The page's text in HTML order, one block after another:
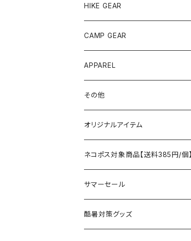
andwander
ANOBA
AO COOLERS
asobito
AS2OV
AXESQUIN
Ballistics
BEDROCK SANDALS
HIKE GEAR
テント、シェルター
バックパック
ポーチ／サコッシュ
ストレージ
パッキングアクセサリー
スリーピングギア
クッキングギア
CAMP GEAR
テント、タープ
テント、シェルター
タープ
スリーピングギア
寝袋
マット
テーブル、チェア
テーブル
チェア
ランタン、ライト
燃料ランタン
LEDライト
焚火台／薪ストーブ
焚火台
暖房器具
APPAREL
トップス
ボトムス
アンダーウェア
ハンドウェア
ヘッドギア
その他
遊び
フィッシング
ラジコン
ケア用品
雑貨
アウトレット
オリジナルアイテム
ネコポス対象商品【送料385円/個】
サマーセール
酷暑対策グッズ